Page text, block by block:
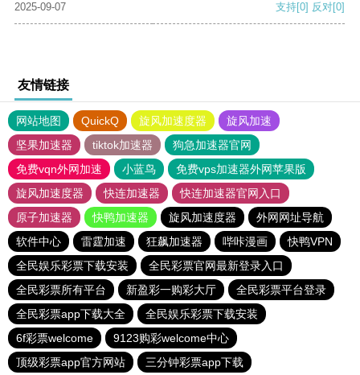
2025-09-07 支持[0] 反对[0]
友情链接
网站地图 QuickQ 旋风加速度器
旋风加速
坚果加速器
tiktok加速器
狗急加速器官网
免费vqn外网加速
小蓝鸟
免费vps加速器外网苹果版
旋风加速度器
快连加速器
快连加速器官网入口
原子加速器
快鸭加速器 旋风加速度器
外网网址导航
软件中心
雷霆加速 狂飙加速器 哔咔漫画
快鸭VPN
全民娱乐彩票下载安装
全民彩票官网最新登录入口
全民彩票所有平台
新盈彩一购彩大厅
全民彩票平台登录
全民彩票app下载大全
全民娱乐彩票下载安装
6f彩票welcome
9123购彩welcome中心
顶级彩票app官方网站
三分钟彩票app下载